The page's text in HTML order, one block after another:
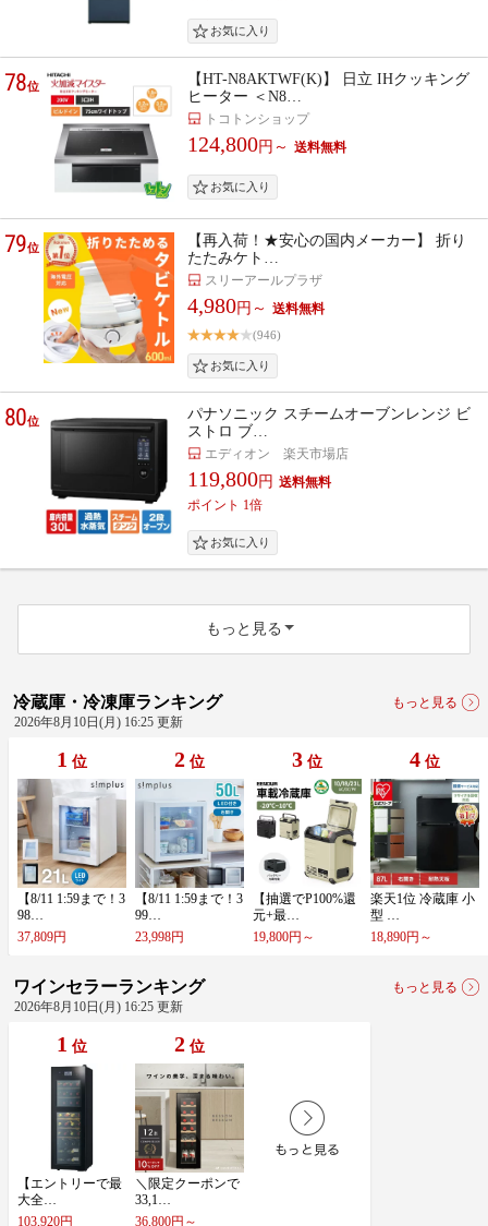
78位
【HT-N8AKTWF(K)】 日立 IHクッキング
ヒーター ＜N8…
トコトンショップ
124,800円～
79位
【再入荷！★安心の国内メーカー】 折り
たたみケト…
スリーアールプラザ
4,980円～
(946)
80位
パナソニック スチームオーブンレンジ ビ
ストロ ブ…
エディオン 楽天市場店
119,800円
ポイント 1倍
もっと見る
冷蔵庫・冷凍庫ランキング
もっと見る
2026年8月10日(月) 16:25 更新
1 位
【​8​/​1​1​ ​1​:​5​9​ま​で​！​3​
9​8​…
37,809円
2 位
【​8​/​1​1​ ​1​:​5​9​ま​で​！​3​
9​9​…
23,998円
3 位
【​抽​選​で​P​1​0​0​%​還​
元​+​最​…
19,800円～
4 位
楽​天​1​位​ ​冷​蔵​庫​ ​小​
型​ ​…
18,890円～
ワインセラーランキング
もっと見る
2026年8月10日(月) 16:25 更新
1 位
【​エ​ン​ト​リ​ー​で​最​
大​全​…
103,920円
2 位
＼​限​定​ク​ー​ポ​ン​で​
3​3​,​1​…
36,800円～